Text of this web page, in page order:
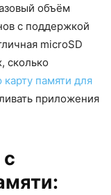
объём
с поддержкой
microSD
сколько
памяти для
приложения